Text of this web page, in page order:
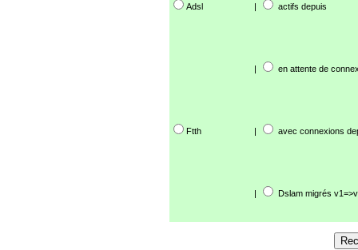
Adsl | actifs depuis
| en attente de
Ftth | avec connexions
| Dslam migrés